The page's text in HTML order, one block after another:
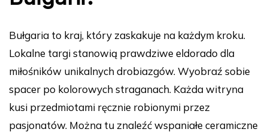
Bułgaria to kraj, który zaskakuje na każdym kroku.
Lokalne targi stanowią prawdziwe eldorado dla
miłośników unikalnych drobiazgów. Wyobraź sobie
spacer po kolorowych straganach. Każda witryna
kusi przedmiotami ręcznie robionymi przez
pasjonatów. Można tu znaleźć wspaniałe ceramiczne